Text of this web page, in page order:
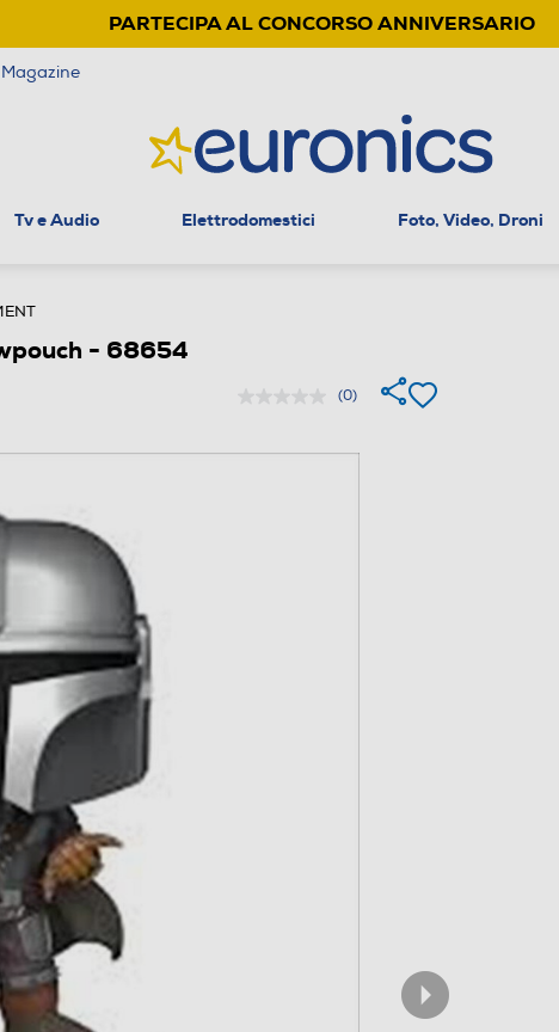
PARTECIPA AL CONCORSO ANNIVERSARIO
Magazine
Tv e Audio Elettrodomestici Foto, Video, Droni
- 68654
(0)